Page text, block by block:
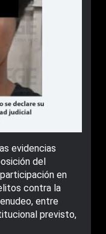
evidencias
del
en
contra la
entre
previsto,